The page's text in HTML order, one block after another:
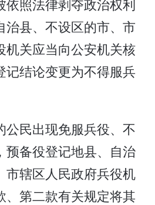
依照法律剥夺政治权利
治县、不设区的市、市
机关应当向公安机关核
记结论变更为不得服兵
公民出现免服兵役、不
预备役登记地县、自治
市辖区人民政府兵役机
、第二款有关规定将其